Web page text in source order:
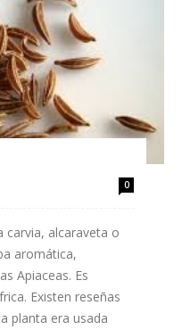
0
carvia, alcaraveta o
aromática,
Apiaceas. Es
Existen reseñas
planta era usada